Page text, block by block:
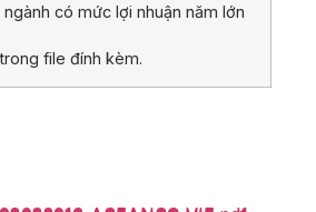
có mức lợi nhuận năm lớn
file đính kèm.